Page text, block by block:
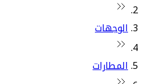
الوجهات
المطارات